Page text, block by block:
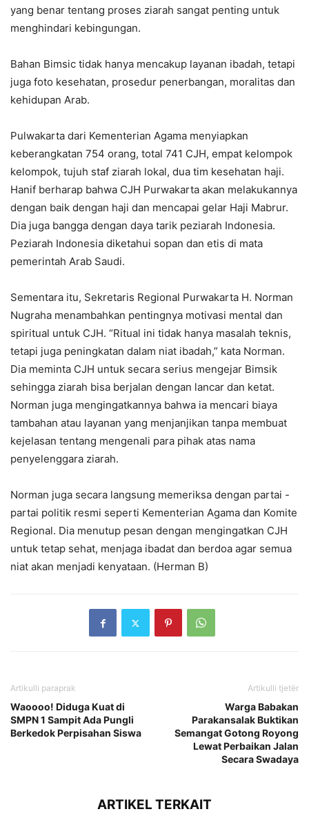
yang benar tentang proses ziarah sangat penting untuk
menghindari kebingungan.
Bahan Bimsic tidak hanya mencakup layanan ibadah, tetapi
juga foto kesehatan, prosedur penerbangan, moralitas dan
kehidupan Arab.
Pulwakarta dari Kementerian Agama menyiapkan
keberangkatan 754 orang, total 741 CJH, empat kelompok
kelompok, tujuh staf ziarah lokal, dua tim kesehatan haji.
Hanif berharap bahwa CJH Purwakarta akan melakukannya
dengan baik dengan haji dan mencapai gelar Haji Mabrur.
Dia juga bangga dengan daya tarik peziarah Indonesia.
Peziarah Indonesia diketahui sopan dan etis di mata
pemerintah Arab Saudi.
Sementara itu, Sekretaris Regional Purwakarta H. Norman
Nugraha menambahkan pentingnya motivasi mental dan
spiritual untuk CJH. “Ritual ini tidak hanya masalah teknis,
tetapi juga peningkatan dalam niat ibadah,” kata Norman.
Dia meminta CJH untuk secara serius mengejar Bimsik
sehingga ziarah bisa berjalan dengan lancar dan ketat.
Norman juga mengingatkannya bahwa ia mencari biaya
tambahan atau layanan yang menjanjikan tanpa membuat
kejelasan tentang mengenali para pihak atas nama
penyelenggara ziarah.
Norman juga secara langsung memeriksa dengan partai -
partai politik resmi seperti Kementerian Agama dan Komite
Regional. Dia menutup pesan dengan mengingatkan CJH
untuk tetap sehat, menjaga ibadat dan berdoa agar semua
niat akan menjadi kenyataan. (Herman B)
Artikulli paraprak
Waoooo! Diduga Kuat di
SMPN 1 Sampit Ada Pungli
Berkedok Perpisahan Siswa
Artikulli tjetër
Warga Babakan
Parakansalak Buktikan
Semangat Gotong Royong
Lewat Perbaikan Jalan
Secara Swadaya
ARTIKEL TERKAIT